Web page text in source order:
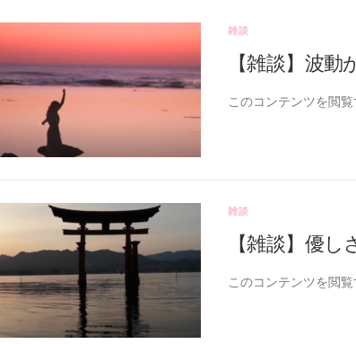
雑談
【雑談】波
このコンテンツを閲
雑談
【雑談】優
このコンテンツを閲